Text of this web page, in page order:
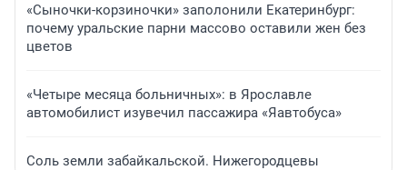
«Сыночки-корзиночки» заполонили Екатеринбург:
почему уральские парни массово оставили жен без
цветов
«Четыре месяца больничных»: в Ярославле
автомобилист изувечил пассажира «Яавтобуса»
Соль земли забайкальской. Нижегородцевы